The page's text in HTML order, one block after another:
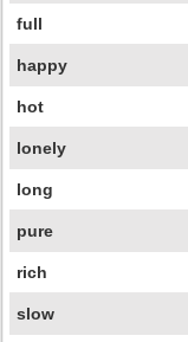
full
happy
hot
lonely
long
pure
rich
slow